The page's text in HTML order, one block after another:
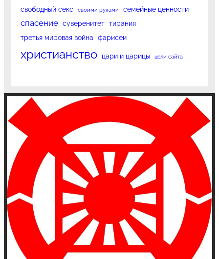
свободный секс своими руками семейные ценности
спасение суверенитет тирания
третья мировая война
фарисеи
христианство цари и царицы цели сайта